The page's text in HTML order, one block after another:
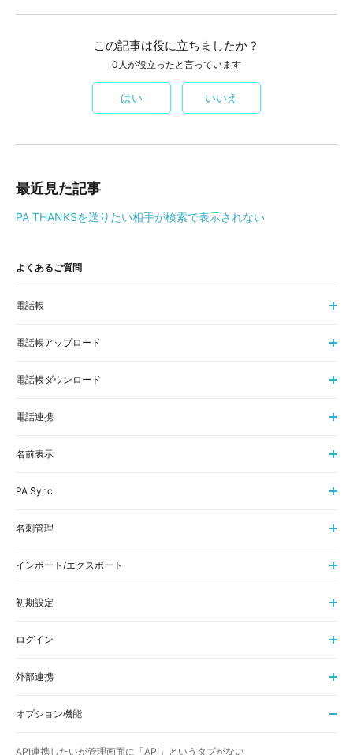
この記事は役に立ちましたか？
0人が役立ったと言っています
はい いいえ
最近見た記事
PA THANKSを送りたい相手が検索で表示されない
よくあるご質問
電話帳
電話帳アップロード
電話帳ダウンロード
電話連携
名前表示
PA Sync
名刺管理
インポート/エクスポート
初期設定
ログイン
外部連携
オプション機能
API連携したいが管理画面に「API」というタブがない